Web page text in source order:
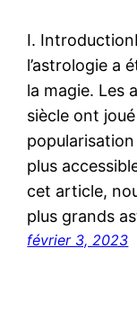
I.
l’astrologie a
la magie. Les
siècle ont
popularisation
plus
cet article,
plus grands
février 3, 2023